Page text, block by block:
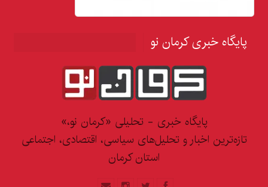
پایگاه خبری کرمان نو
پایگاه خبری - تحلیلی «کرمان نو،»
تازه‌ترین اخبار و تحلیل‌های سیاسی، اقتصادی، اجتماعی
استان کرمان